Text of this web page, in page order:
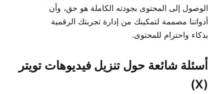
الوصول إلى المحتوى بجودته الكاملة هو حق، وأن
أدواتنا مصممة لتمكينك من إدارة تجربتك الرقمية
بذكاء واحترام للمحتوى.
أسئلة شائعة حول تنزيل فيديوهات تويتر
(X)